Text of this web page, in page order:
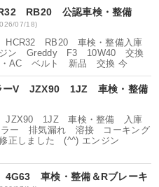
RB20 公認車検・整備
07/18)
RB20 車検・整備入庫
ジン Greddy F3 10W40 交換
AC ベルト 新品 交換 今
ーV JZX90 1JZ 車検・整備
JZX90 1JZ 車検・整備 入庫
ラー 排気漏れ 溶接 コーキング
正しました (^^) エンジン
車検・整備＆Rブレーキ